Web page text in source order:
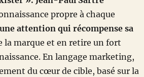
propre à chaque
attention qui récompense sa
la marque et en retire un fort
En langage marketing,
du cœur de cible, basé sur la